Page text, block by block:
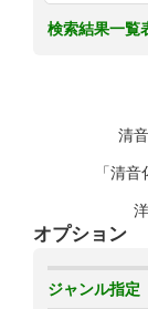
検索結果一覧
清
「清
オプション
ジャンル指定